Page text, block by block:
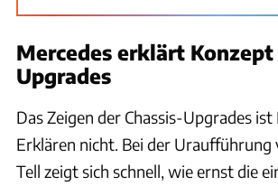
Mercedes erklärt Konzept
Upgrades
Das Zeigen der Chassis-Upgrades
Erklären nicht. Bei der Uraufführung
Tell zeigt sich schnell, wie ernst die